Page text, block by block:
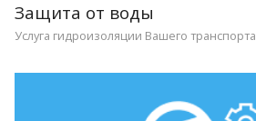
Защита от воды
Услуга гидроизоляции Вашего транспорта